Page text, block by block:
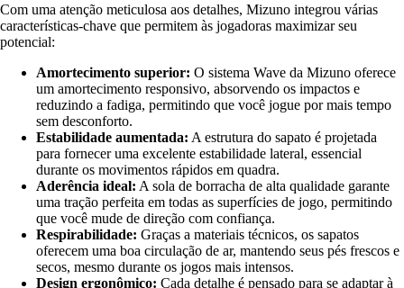
Com uma atenção meticulosa aos detalhes, Mizuno integrou várias
características-chave que permitem às jogadoras maximizar seu
potencial:
Amortecimento superior: O sistema Wave da Mizuno oferece
um amortecimento responsivo, absorvendo os impactos e
reduzindo a fadiga, permitindo que você jogue por mais tempo
sem desconforto.
Estabilidade aumentada: A estrutura do sapato é projetada
para fornecer uma excelente estabilidade lateral, essencial
durante os movimentos rápidos em quadra.
Aderência ideal: A sola de borracha de alta qualidade garante
uma tração perfeita em todas as superfícies de jogo, permitindo
que você mude de direção com confiança.
Respirabilidade: Graças a materiais técnicos, os sapatos
oferecem uma boa circulação de ar, mantendo seus pés frescos e
secos, mesmo durante os jogos mais intensos.
Design ergonômico: Cada detalhe é pensado para se adaptar à